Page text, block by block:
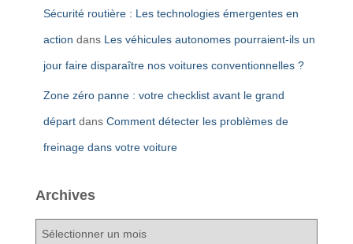
Sécurité routière : Les technologies émergentes en
action dans Les véhicules autonomes pourraient-ils un
jour faire disparaître nos voitures conventionnelles ?
Zone zéro panne : votre checklist avant le grand
départ dans Comment détecter les problèmes de
freinage dans votre voiture
Archives